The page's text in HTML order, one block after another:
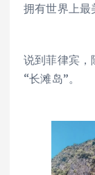
拥有世界上最
说到菲律宾，
“长滩岛”。